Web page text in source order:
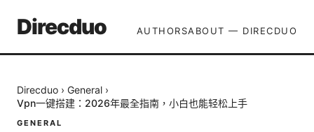
Direcduo AUTHORSABOUT — DIRECDUO
Direcduo › General ›
Vpn一键搭建：2026年最全指南，小白也能轻松上手
GENERAL